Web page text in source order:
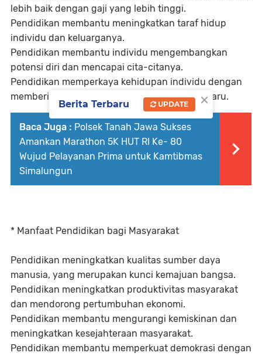
lebih baik dengan gaji yang lebih tinggi.
Pendidikan membantu meningkatkan taraf hidup
individu dan keluarganya.
Pendidikan membantu individu mengembangkan
potensi diri dan mencapai cita-citanya.
Pendidikan memperkaya kehidupan individu dengan
memberikan pengetahuan dan pengalaman baru.
Baca Juga : Polsek Tanah Jawa Sukses
Amankan Marathon 5K HUT RI Ke- 80
Wujud Pelayanan Prima untuk Kamtibmas
Simalungun
* Manfaat Pendidikan bagi Masyarakat
Pendidikan meningkatkan kualitas sumber daya
manusia, yang merupakan kunci kemajuan bangsa.
Pendidikan meningkatkan produktivitas masyarakat
dan mendorong pertumbuhan ekonomi.
Pendidikan membantu mengurangi kemiskinan dan
meningkatkan kesejahteraan masyarakat.
Pendidikan membantu memperkuat demokrasi dengan
×
Berita Terbaru UPDATE